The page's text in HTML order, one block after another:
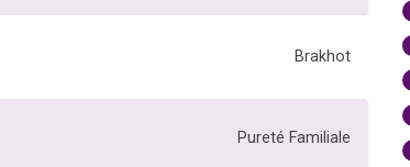
Brakhot
Pureté Familiale